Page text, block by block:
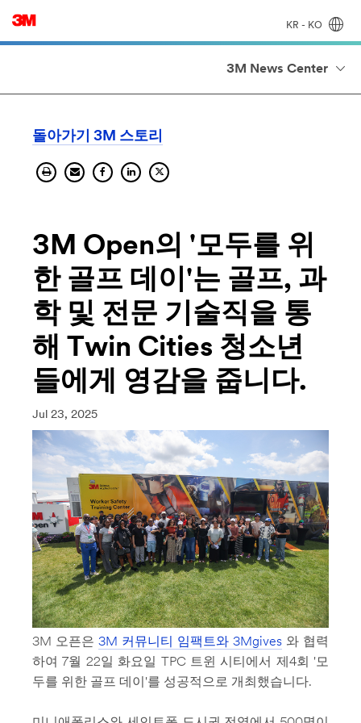
KR - KO
3M News Center
돌아가기 3M 스토리
3M Open의 '모두를 위
한 골프 데이'는 골프, 과
학 및 전문 기술직을 통
해 Twin Cities 청소년
들에게 영감을 줍니다.
Jul 23, 2025
3M 오픈은 3M 커뮤니티 임팩트와 3Mgives 와 협력
하여 7월 22일 화요일 TPC 트윈 시티에서 제4회 '모
두를 위한 골프 데이'를 성공적으로 개최했습니다.